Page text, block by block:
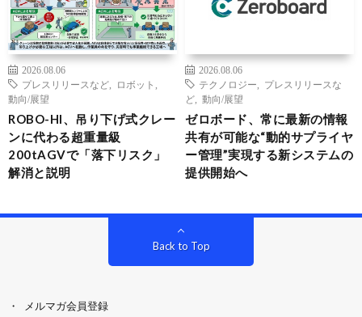
2026.08.06
プレスリリースなど
ロボット
動向/展望
ROBO-HI、吊り下げ式クレー
ンに代わる超重量級
200tAGVで「落下リスク」
解消と説明
2026.08.06
テクノロジー
プレスリリースな
ど
動向/展望
ゼロボード、常に最新の情報
共有が可能な“動的サプライヤ
ー管理”実現する新システムの
提供開始へ
Back to Top
メルマガ会員登録